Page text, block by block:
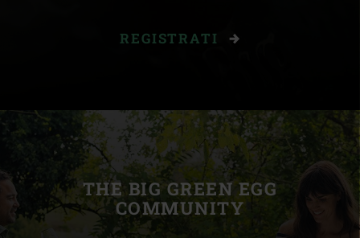
REGISTRATI
THE BIG GREEN EGG
COMMUNITY